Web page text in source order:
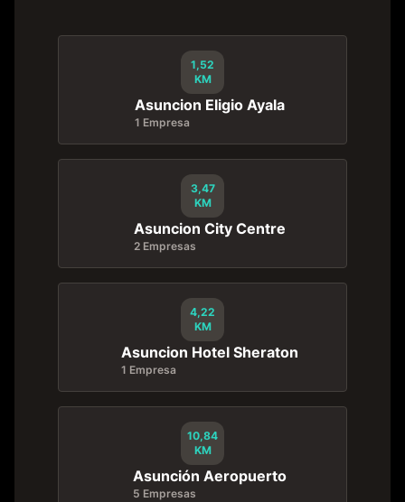
1,52
KM
Asuncion Eligio Ayala
1 Empresa
3,47
KM
Asuncion City Centre
2 Empresas
4,22
KM
Asuncion Hotel Sheraton
1 Empresa
10,84
KM
Asunción Aeropuerto
5 Empresas